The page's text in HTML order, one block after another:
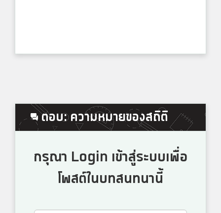
ตอบ: ความหมายของสถิติ
กรุณา Login เข้าสู่ระบบเพื่อ
โพสต์ในบทสนทนานี้